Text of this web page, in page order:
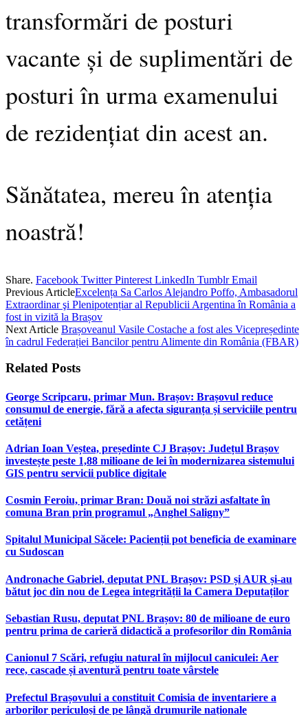
transformări de posturi
vacante și de suplimentări de
posturi în urma examenului
de rezidențiat din acest an.
Sănătatea, mereu în atenția
noastră!
Share. Facebook Twitter Pinterest LinkedIn Tumblr Email
Previous ArticleExcelența Sa Carlos Alejandro Poffo, Ambasadorul
Extraordinar şi Plenipotențiar al Republicii Argentina în România a
fost in vizită la Brașov
Next Article Brașoveanul Vasile Costache a fost ales Vicepreședinte
în cadrul Federației Bancilor pentru Alimente din România (FBAR)
Related Posts
George Scripcaru, primar Mun. Brașov: Brașovul reduce
consumul de energie, fără a afecta siguranța și serviciile pentru
cetățeni
Adrian Ioan Veștea, președinte CJ Brașov: Județul Brașov
investește peste 1,88 milioane de lei în modernizarea sistemului
GIS pentru servicii publice digitale
Cosmin Feroiu, primar Bran: Două noi străzi asfaltate în
comuna Bran prin programul „Anghel Saligny”
Spitalul Municipal Săcele: Pacienții pot beneficia de examinare
cu Sudoscan
Andronache Gabriel, deputat PNL Brașov: PSD și AUR și-au
bătut joc din nou de Legea integrității la Camera Deputaților
Sebastian Rusu, deputat PNL Brașov: 80 de milioane de euro
pentru prima de carieră didactică a profesorilor din România
Canionul 7 Scări, refugiu natural în mijlocul caniculei: Aer
rece, cascade și aventură pentru toate vârstele
Prefectul Brașovului a constituit Comisia de inventariere a
arborilor periculoși de pe lângă drumurile naționale